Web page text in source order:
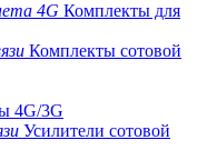
Комплекты для
Комплекты сотовой
4G/3G
Усилители сотовой